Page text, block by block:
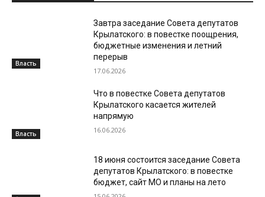
Власть
Завтра заседание Совета депутатов
Крылатского: в повестке поощрения,
бюджетные изменения и летний
перерыв
17.06.2026
Власть
Что в повестке Совета депутатов
Крылатского касается жителей
напрямую
16.06.2026
18 июня состоится заседание Совета
депутатов Крылатского: в повестке
бюджет, сайт МО и планы на лето